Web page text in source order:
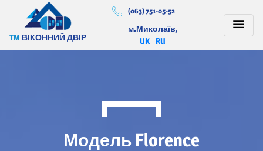
TM ВІКОННИЙ ДВІР
(063) 751-05-52
м.Миколаїв,
RU
UK
Модель Florence